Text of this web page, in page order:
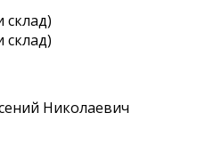
склад)
склад)
Николаевич